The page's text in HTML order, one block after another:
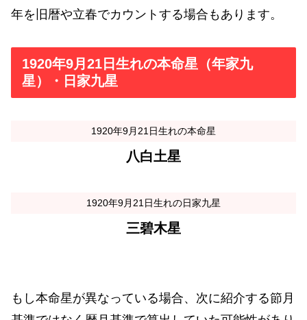
年を旧暦や立春でカウントする場合もあります。
1920年9月21日生れの本命星（年家九
星）・日家九星
1920年9月21日生れの本命星
八白土星
1920年9月21日生れの日家九星
三碧木星
もし本命星が異なっている場合、次に紹介する節月